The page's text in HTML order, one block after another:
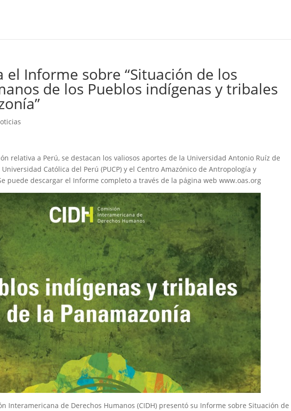
el Informe sobre “Situación de los
de los Pueblos indígenas y tribales
relativa a Perú, se destacan los valiosos aportes de la Universidad Antonio Ruíz de
Católica del Perú (PUCP) y el Centro Amazónico de Antropología y
puede descargar el Informe completo a través de la página web www.oas.org
Interamericana de Derechos Humanos (CIDH) presentó su Informe sobre Situación de